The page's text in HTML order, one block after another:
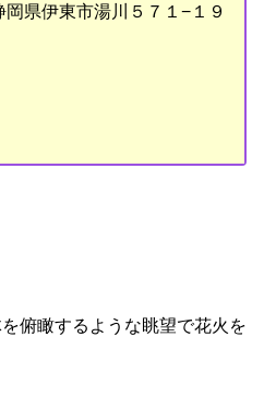
岡県伊東市湯川５７１−１９
俯瞰するような眺望で花火を